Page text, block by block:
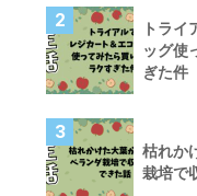
2
トライ
ッグ使
ぎた件
3
枯れか
栽培で